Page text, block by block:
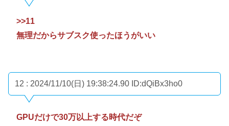
>>11
無理だからサブスク使ったほうがいい
12 : 2024/11/10(日) 19:38:24.90 ID:dQiBx3ho0
GPUだけで30万以上する時代だぞ